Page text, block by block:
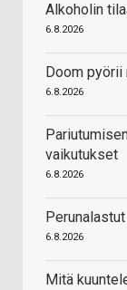
Alkoholin
6.8.2026
Doom
6.8.2026
vaikutukset
6.8.2026
Perunalastut
6.8.2026
Mitä